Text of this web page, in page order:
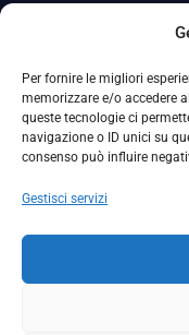
Per fornire le migliori
memorizzare e/o accedere
queste tecnologie ci
navigazione o ID unici su
consenso può influire
Gestisci servizi
La Società ha nominato il Responsabile della
adottate dalla
La Società ha inoltre